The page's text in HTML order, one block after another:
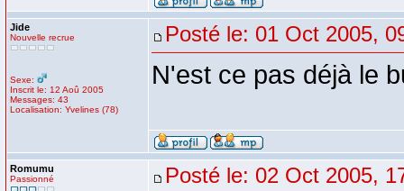
Jide
Nouvelle recrue
Sexe:
Inscrit le: 12 Aoû 2005
Messages: 43
Localisation: Yvelines (78)
Posté le: 01 Oct 2005,
N'est ce pas déjà le
Romumu
Passionné Posté le: 02 Oct 2005,